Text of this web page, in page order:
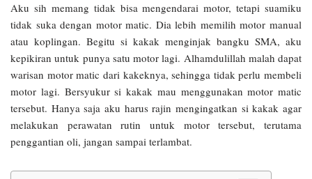
Aku sih memang tidak bisa mengendarai motor, tetapi suamiku
tidak suka dengan motor matic. Dia lebih memilih motor manual
atau koplingan. Begitu si kakak menginjak bangku SMA, aku
kepikiran untuk punya satu motor lagi. Alhamdulillah malah dapat
warisan motor matic dari kakeknya, sehingga tidak perlu membeli
motor lagi. Bersyukur si kakak mau menggunakan motor matic
tersebut. Hanya saja aku harus rajin mengingatkan si kakak agar
melakukan perawatan rutin untuk motor tersebut, terutama
penggantian oli, jangan sampai terlambat.